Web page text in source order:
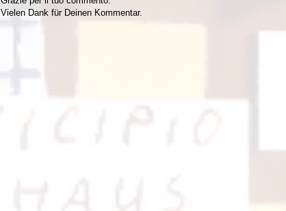
Vielen Dank für Deinen Kommentar.